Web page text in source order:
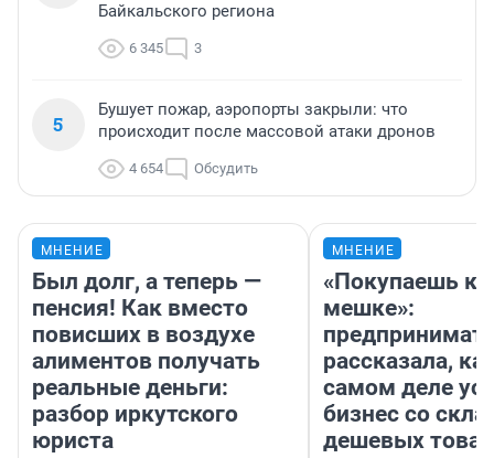
Байкальского региона
6 345 3
5
Бушует пожар, аэропорты закрыли: что
происходит после массовой атаки дронов
4 654 Обсудить
МНЕНИЕ
Был долг, а теперь —
пенсия! Как вместо
повисших в воздухе
алиментов получать
реальные деньги:
разбор иркутского
юриста
МНЕНИЕ
«Покупаешь
мешке»:
рассказала,
самом деле
бизнес со
дешевых